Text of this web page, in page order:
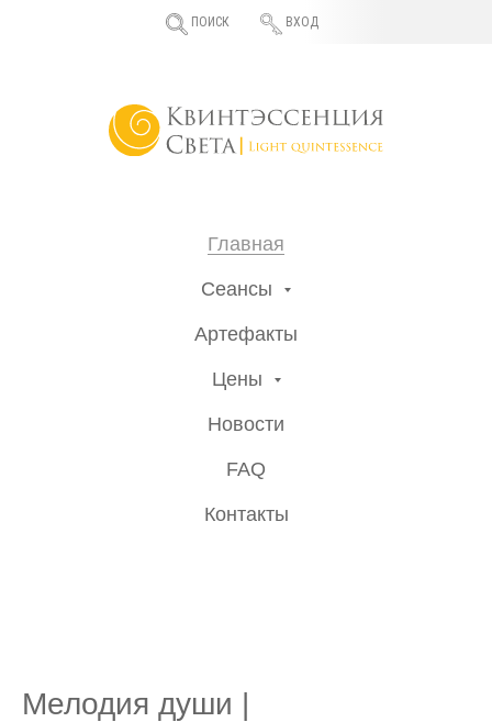
ПОИСК ВХОД
Главная
Сеансы
Артефакты
Цены
Новости
FAQ
Контакты
Мелодия души |